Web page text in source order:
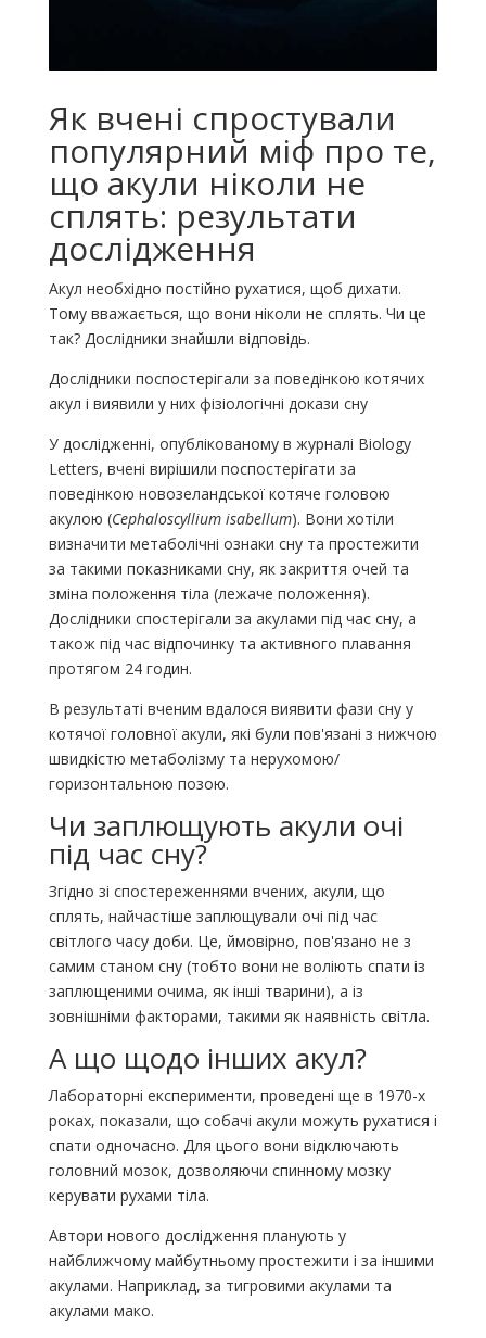
Як вчені спростували
популярний міф про те,
що акули ніколи не
сплять: результати
дослідження
Акул необхідно постійно рухатися, щоб дихати.
Тому вважається, що вони ніколи не сплять. Чи це
так? Дослідники знайшли відповідь.
Дослідники поспостерігали за поведінкою котячих
акул і виявили у них фізіологічні докази сну
У дослідженні, опублікованому в журналі Biology
Letters, вчені вирішили поспостерігати за
поведінкою новозеландської котяче головою
акулою (Cephaloscyllium isabellum). Вони хотіли
визначити метаболічні ознаки сну та простежити
за такими показниками сну, як закриття очей та
зміна положення тіла (лежаче положення).
Дослідники спостерігали за акулами під час сну, а
також під час відпочинку та активного плавання
протягом 24 годин.
В результаті вченим вдалося виявити фази сну у
котячої головної акули, які були пов'язані з нижчою
швидкістю метаболізму та нерухомою/
горизонтальною позою.
Чи заплющують акули очі
під час сну?
Згідно зі спостереженнями вчених, акули, що
сплять, найчастіше заплющували очі під час
світлого часу доби. Це, ймовірно, пов'язано не з
самим станом сну (тобто вони не воліють спати із
заплющеними очима, як інші тварини), а із
зовнішніми факторами, такими як наявність світла.
А що щодо інших акул?
Лабораторні експерименти, проведені ще в 1970-х
роках, показали, що собачі акули можуть рухатися і
спати одночасно. Для цього вони відключають
головний мозок, дозволяючи спинному мозку
керувати рухами тіла.
Автори нового дослідження планують у
найближчому майбутньому простежити і за іншими
акулами. Наприклад, за тигровими акулами та
акулами мако.